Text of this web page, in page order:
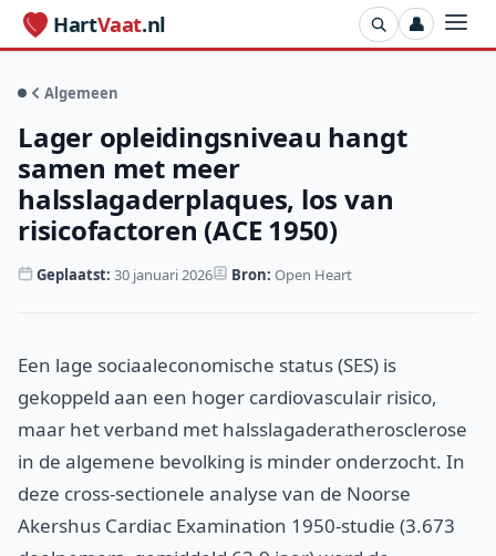
HartVaat.nl 👤
Algemeen
Lager opleidingsniveau hangt
samen met meer
halsslagaderplaques, los van
risicofactoren (ACE 1950)
Geplaatst: 30 januari 2026 Bron: Open Heart
Een lage sociaaleconomische status (SES) is
gekoppeld aan een hoger cardiovasculair risico,
maar het verband met halsslagaderatherosclerose
in de algemene bevolking is minder onderzocht. In
deze cross-sectionele analyse van de Noorse
Akershus Cardiac Examination 1950-studie (3.673